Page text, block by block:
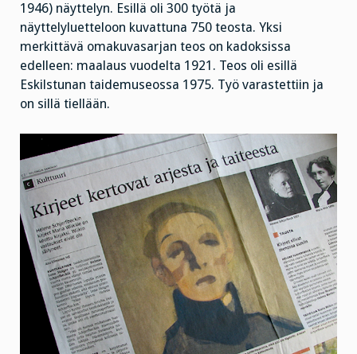
1946) näyttelyn. Esillä oli 300 työtä ja
näyttelyluetteloon kuvattuna 750 teosta. Yksi
merkittävä omakuvasarjan teos on kadoksissa
edelleen: maalaus vuodelta 1921. Teos oli esillä
Eskilstunan taidemuseossa 1975. Työ varastettiin ja
on sillä tiellään.